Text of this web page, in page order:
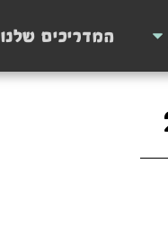
המדריכים שלנו